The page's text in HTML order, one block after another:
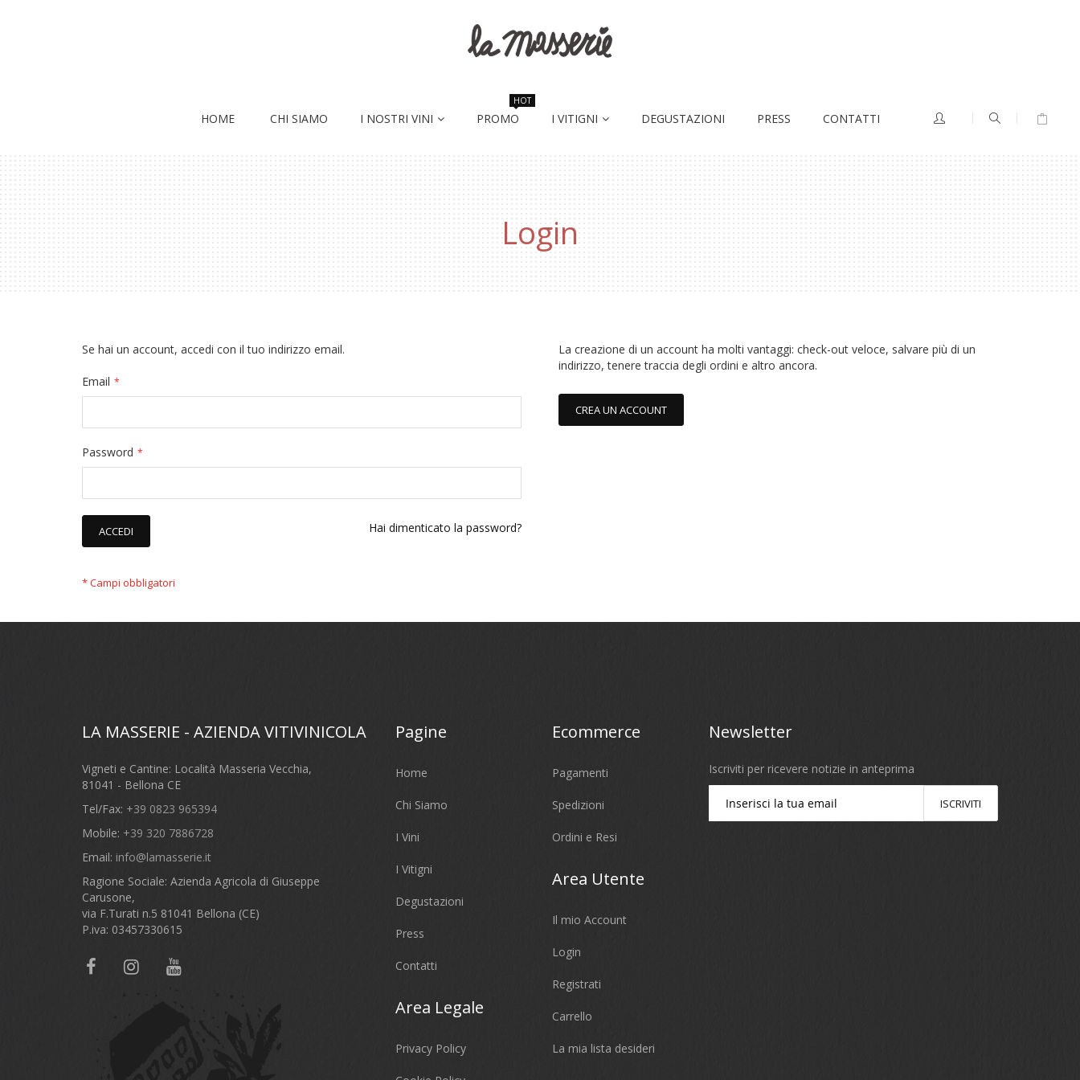
HOME CHI SIAMO I NOSTRI VINI PROMO
HOT
I VITIGNI DEGUSTAZIONI PRESS CONTATTI
Login
Se hai un account, accedi con il tuo indirizzo email.
Email
Password
ACCEDI Hai dimenticato la password?
La creazione di un account ha molti vantaggi: check-out veloce, salvare più di un
indirizzo, tenere traccia degli ordini e altro ancora.
CREA UN ACCOUNT
LA MASSERIE - AZIENDA VITIVINICOLA
Vigneti e Cantine: Località Masseria Vecchia,
81041 - Bellona CE
Tel/Fax: +39 0823 965394
Mobile: +39 320 7886728
Email: info@lamasserie.it
Ragione Sociale: Azienda Agricola di Giuseppe
Carusone,
via F.Turati n.5 81041 Bellona (CE)
P.iva: 03457330615
Pagine
Home
Chi Siamo
I Vini
I Vitigni
Degustazioni
Press
Contatti
Area Legale
Privacy Policy
Ecommerce
Pagamenti
Spedizioni
Ordini e Resi
Area Utente
Il mio Account
Login
Registrati
Carrello
La mia lista desideri
Newsletter
Iscriviti per ricevere notizie in anteprima
ISCRIVITI